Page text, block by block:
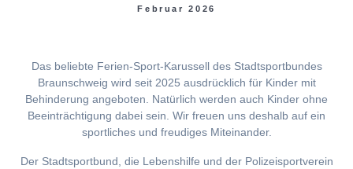
Februar 2026
Das beliebte Ferien-Sport-Karussell des Stadtsportbundes
Braunschweig wird seit 2025 ausdrücklich für Kinder mit
Behinderung angeboten. Natürlich werden auch Kinder ohne
Beeinträchtigung dabei sein. Wir freuen uns deshalb auf ein
sportliches und freudiges Miteinander.
Der Stadtsportbund, die Lebenshilfe und der Polizeisportverein